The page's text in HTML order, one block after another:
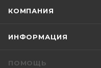
КОМПАНИЯ
ИНФОРМАЦИЯ
ПОМОЩЬ